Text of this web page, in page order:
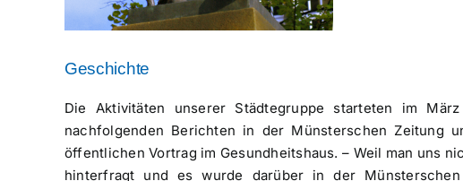
Geschichte
Die Aktivitäten unserer Städtegruppe starteten im
nachfolgenden Berichten in der Münsterschen Zeitung
öffentlichen Vortrag im Gesundheitshaus. – Weil man uns
hinterfragt und es wurde darüber in der